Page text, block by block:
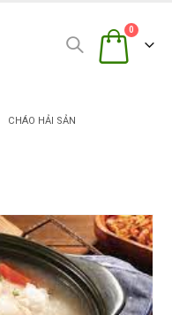
0
CHÁO HẢI SẢN